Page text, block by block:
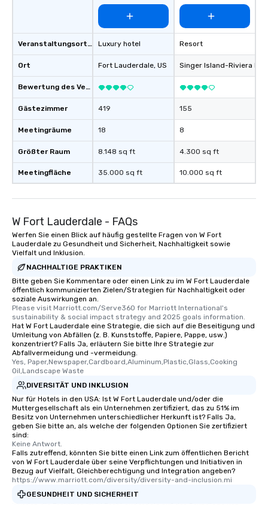
Veranstaltungsortstyp
Ort
Bewertung des Veranstaltungsortes
Gästezimmer
Meetingräume
Größter Raum
Meetingfläche
Luxury hotel
Fort Lauderdale, US
419
18
8.148 sq ft
35.000 sq ft
Resort
Singer Island-Riviera
155
8
4.300 sq ft
10.000 sq ft
W Fort Lauderdale - FAQs
Werfen Sie einen Blick auf häufig gestellte Fragen von W Fort
Lauderdale zu Gesundheit und Sicherheit, Nachhaltigkeit sowie
Vielfalt und Inklusion.
NACHHALTIGE PRAKTIKEN
Bitte geben Sie Kommentare oder einen Link zu im W Fort Lauderdale
öffentlich kommunizierten Zielen/Strategien für Nachhaltigkeit oder
soziale Auswirkungen an.
Please visit Marriott.com/Serve360 for Marriott International's
sustainability & social impact strategy and 2025 goals information.
Hat W Fort Lauderdale eine Strategie, die sich auf die Beseitigung und
Umleitung von Abfällen (z. B. Kunststoffe, Papiere, Pappe, usw.)
konzentriert? Falls Ja, erläutern Sie bitte Ihre Strategie zur
Abfallvermeidung und -vermeidung.
Yes, Paper,Newspaper,Cardboard,Aluminum,Plastic,Glass,Cooking
Oil,Landscape Waste
DIVERSITÄT UND INKLUSION
Nur für Hotels in den USA: Ist W Fort Lauderdale und/oder die
Muttergesellschaft als ein Unternehmen zertifiziert, das zu 51% im
Besitz von Unternehmen unterschiedlicher Herkunft ist? Falls Ja,
geben Sie bitte an, als welche der folgenden Optionen Sie zertifiziert
sind:
Keine Antwort.
Falls zutreffend, könnten Sie bitte einen Link zum öffentlichen Bericht
von W Fort Lauderdale über seine Verpflichtungen und Initiativen in
Bezug auf Vielfalt, Gleichberechtigung und Integration angeben?
https://www.marriott.com/diversity/diversity-and-inclusion.mi
GESUNDHEIT UND SICHERHEIT